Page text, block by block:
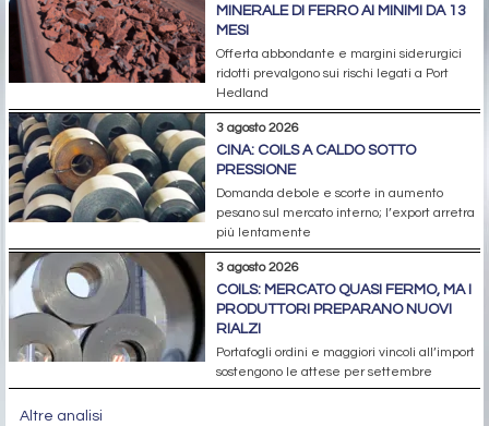
MINERALE DI FERRO AI MINIMI DA 13
MESI
Offerta abbondante e margini siderurgici
ridotti prevalgono sui rischi legati a Port
Hedland
3 agosto 2026
CINA: COILS A CALDO SOTTO
PRESSIONE
Domanda debole e scorte in aumento
pesano sul mercato interno; l’export arretra
più lentamente
3 agosto 2026
COILS: MERCATO QUASI FERMO, MA I
PRODUTTORI PREPARANO NUOVI
RIALZI
Portafogli ordini e maggiori vincoli all’import
sostengono le attese per settembre
Altre analisi